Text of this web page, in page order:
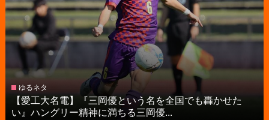
ゆるネタ
【愛工大名電】『三岡優という名を全国でも轟かせた
い』ハングリー精神に満ちる三岡優...